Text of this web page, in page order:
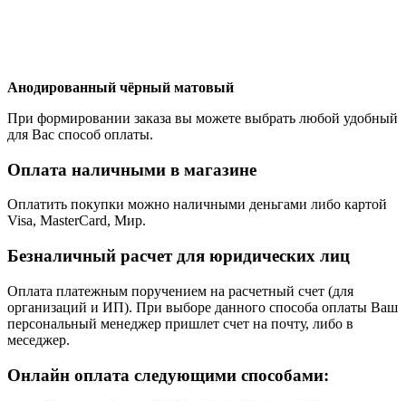
Анодированный чёрный матовый
При формировании заказа вы можете выбрать любой удобный
для Вас способ оплаты.
Оплата наличными в магазине
Оплатить покупки можно наличными деньгами либо картой
Visa, MasterCard, Мир.
Безналичный расчет для юридических лиц
Оплата платежным поручением на расчетный счет (для
организаций и ИП). При выборе данного способа оплаты Ваш
персональный менеджер пришлет счет на почту, либо в
меседжер.
Онлайн оплата следующими способами: